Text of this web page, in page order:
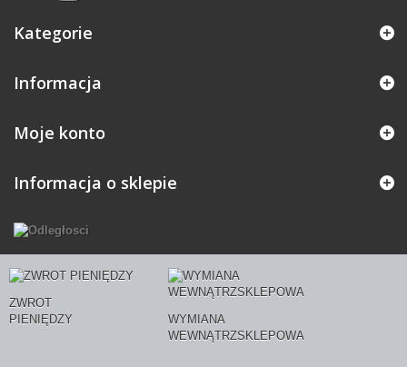
Kategorie
Informacja
Moje konto
Informacja o sklepie
ZWROT
PIENIĘDZY
WYMIANA
WEWNĄTRZSKLEPOWA